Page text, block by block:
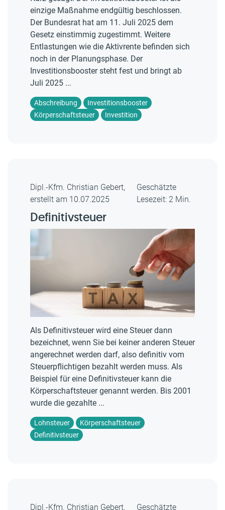
einzige Maßnahme endgültig beschlossen.
Der Bundesrat hat am 11. Juli 2025 dem
Gesetz einstimmig zugestimmt. Weitere
Entlastungen wie die Aktivrente befinden sich
noch in der Planungsphase. Der
Investitionsbooster steht fest und bringt ab
Juli 2025 ...
Abschreibung
Investitionsbooster
Körperschaftsteuer
Investition
Dipl.-Kfm. Christian Gebert,
erstellt am 10.07.2025
Geschätzte
Lesezeit: 2 Min.
Definitivsteuer
Als Definitivsteuer wird eine Steuer dann
bezeichnet, wenn Sie bei keiner anderen Steuer
angerechnet werden darf, also definitiv vom
Steuerpflichtigen bezahlt werden muss. Als
Beispiel für eine Definitivsteuer kann die
Körperschaftsteuer genannt werden. Bis 2001
wurde die gezahlte ...
Lohnsteuer
Körperschaftsteuer
Definitivsteuer
Dipl.-Kfm. Christian Gebert, Geschätzte